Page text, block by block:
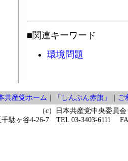
■関連キーワード
環境問題
共産党ホーム ｜ 「しんぶん赤旗」 ｜ ご
（c）日本共産党中央委員会
千駄ヶ谷4-26-7 TEL 03-3403-6111